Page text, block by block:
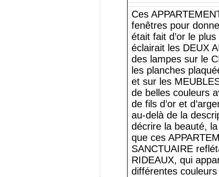
Ces
fenêtres pour
était fait d’or le
éclairait les DEUX
des lampes sur le
les planches
et sur les
de belles couleurs
de fils d’or et
au-delà de la
décrire la beauté,
que ces
SANCTUAIRE
RIDEAUX, qui
différentes couleurs